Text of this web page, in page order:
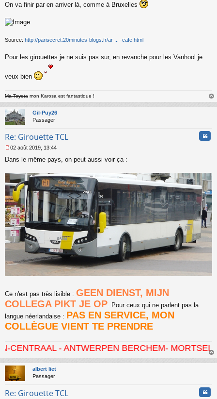
e
s
a
e
o
u
On va finir par en arriver là, comme à Bruxelles
Source: http://parisecret.20minutes-blogs.fr/ar ... -cafe.html
Pour les girouettes je ne suis pas sur, en revanche pour les Vanhool je
veux bien
Ma Toyota mon Karosa est fantastique !
au
Gil-Puy26
Passager
Re: Girouette TCL
e
s
a
g
e
n
o
n
l
u
02 août 2019, 13:44
Dans le même pays, on peut aussi voir ça :
Ce n'est pas très lisible : GEEN DIENST, MIJN
COLLEGA PIKT JE OP. Pour ceux qui ne parlent pas la
langue néerlandaise : PAS EN SERVICE, MON
COLLÈGUE VIENT TE PRENDRE
- ANTWERPEN BERCHEM- MORTSEL - HOVE
au
albert liet
Passager
Re: Girouette TCL